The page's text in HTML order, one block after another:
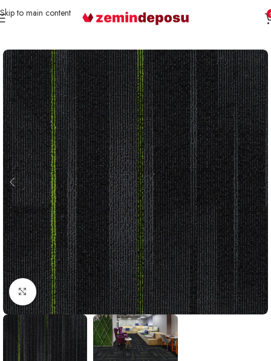
Skip to main content
Büyütmek için tıklayın